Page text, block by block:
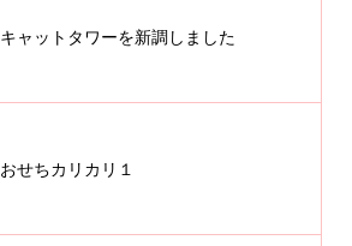
キャットタワーを新調しました
おせちカリカリ１